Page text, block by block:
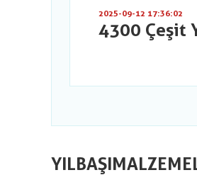
2025-09-12 17:36:02
4300 Çeşit